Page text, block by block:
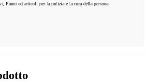
Panni ed articoli per la pulizia e la cura della persona